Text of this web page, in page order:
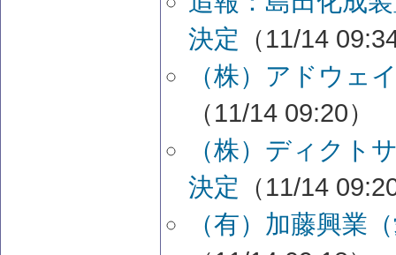
決定 （11/14
（株）アドウェ
（11/14 09:20）
（株）ディクト
決定 （11/14
（有）加藤興業